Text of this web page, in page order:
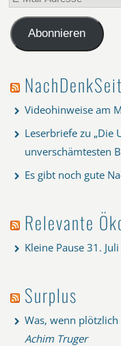
Mail-
AdresseAbonnieren
Videohinweise am
Leserbriefe zu „Die
unverschämtesten
Es gibt noch gute
Relevante
Kleine Pause 31.
Surplus
Was, wenn
Achim Truger